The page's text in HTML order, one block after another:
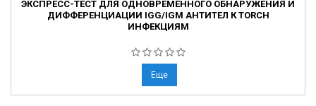
ЭКСПРЕСС-ТЕСТ ДЛЯ ОДНОВРЕМЕННОГО ОБНАРУЖЕНИЯ И
ДИФФЕРЕНЦИАЦИИ IGG/IGM АНТИТЕЛ К TORCH
ИНФЕКЦИЯМ
Еще